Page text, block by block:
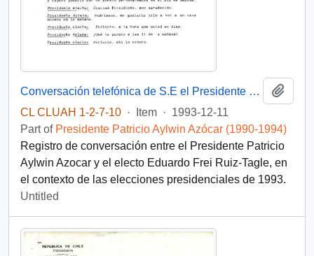
Conversación telefónica de S.E el Presidente de la República, D. Patricio Aylwin Azocar, con el Presidente electo, D. Eduardo Frei Ruiz-Tagle
CL CLUAH 1-2-7-10 · Item · 1993-12-11
Part of Presidente Patricio Aylwin Azócar (1990-1994)
Registro de conversación entre el Presidente Patricio
Aylwin Azocar y el electo Eduardo Frei Ruiz-Tagle, en
el contexto de las elecciones presidenciales de 1993.
Untitled